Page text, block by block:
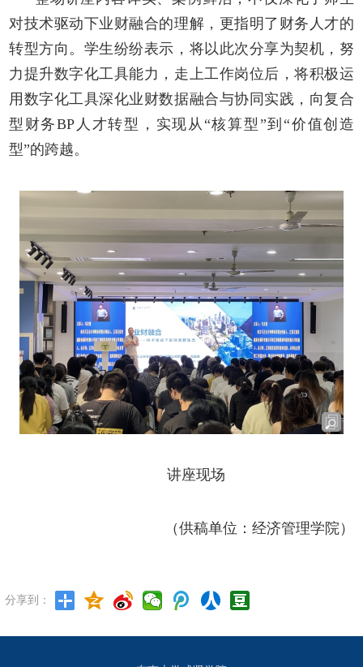
对技术驱动下业财融合的理解，更指明了财务人才的
转型方向。学生纷纷表示，将以此次分享为契机， 努
力提升数字化工具能力， 走上工作岗位后，将积极运
用数字化工具深化业财数据融合与协同实践，向复合
型财务BP人才转型，实现从“核算型”到“价值创造
型”的跨越。
讲座现场
（供稿单位：经济管理学院）
分享到：